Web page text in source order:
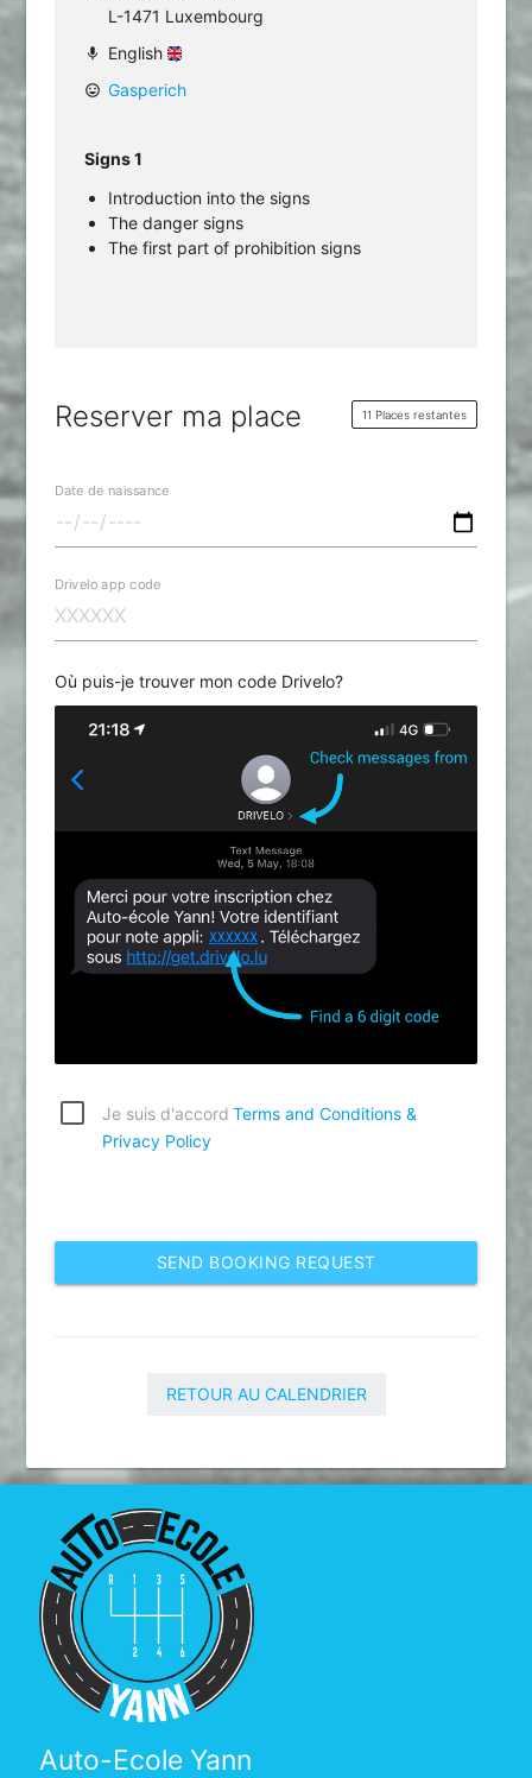
L-1471 Luxembourg
mic English
mood Gasperich
Signs 1
Introduction into the signs
The danger signs
The first part of prohibition signs
Reserver ma place 11 Places restantes
Date de naissance
Drivelo app code
Où puis-je trouver mon code Drivelo?
Je suis d'accord Terms and Conditions &
Privacy Policy
SEND BOOKING REQUEST
RETOUR AU CALENDRIER
Auto-Ecole Yann